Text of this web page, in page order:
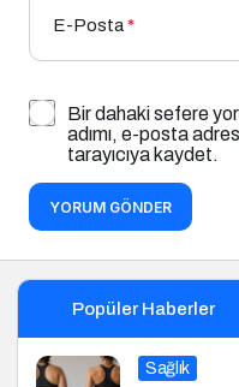
E-Posta*
Bir dahaki sefere
adımı, e-posta
tarayıcıya kaydet.
YORUM GÖNDER
Popüler Haberler
Sağlık